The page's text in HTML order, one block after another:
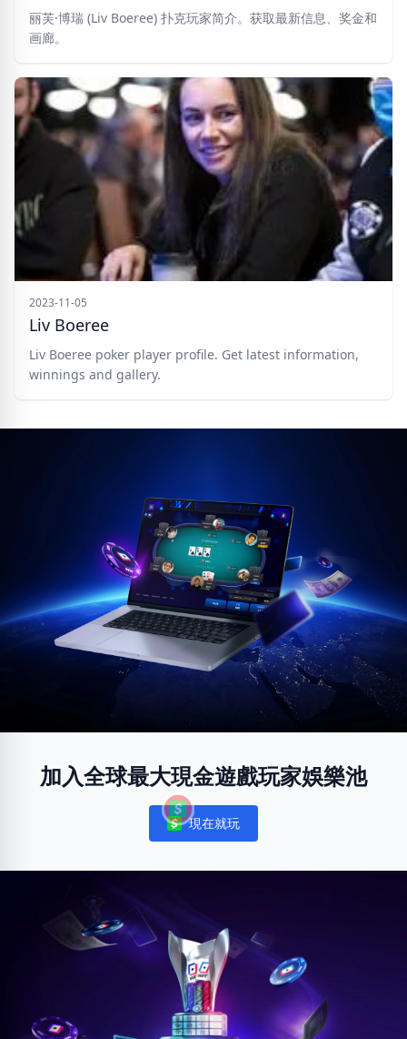
丽芙·博瑞 (Liv Boeree) 扑克玩家简介。获取最新信息、奖金和
画廊。
2023-11-05
Liv Boeree
Liv Boeree poker player profile. Get latest information,
winnings and gallery.
加入全球最大現金遊戲玩家娛樂池
Notifications
現在就玩